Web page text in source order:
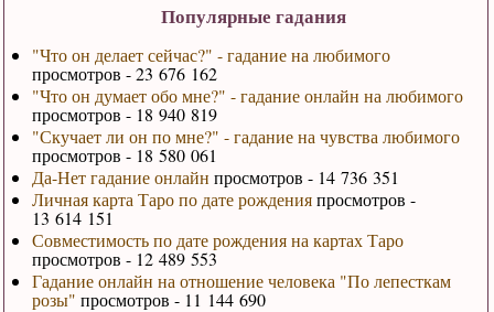
Популярные гадания
"Что он делает сейчас?" - гадание на любимого
просмотров - 23 676 162
"Что он думает обо мне?" - гадание онлайн на любимого
просмотров - 18 940 819
"Скучает ли он по мне?" - гадание на чувства любимого
просмотров - 18 580 061
Да-Нет гадание онлайн просмотров - 14 736 351
Личная карта Таро по дате рожденияпросмотров -
13 614 151
Совместимость по дате рождения на картах Таро
просмотров - 12 489 553
Гадание онлайн на отношение человека "По лепесткам
розы" просмотров - 11 144 690